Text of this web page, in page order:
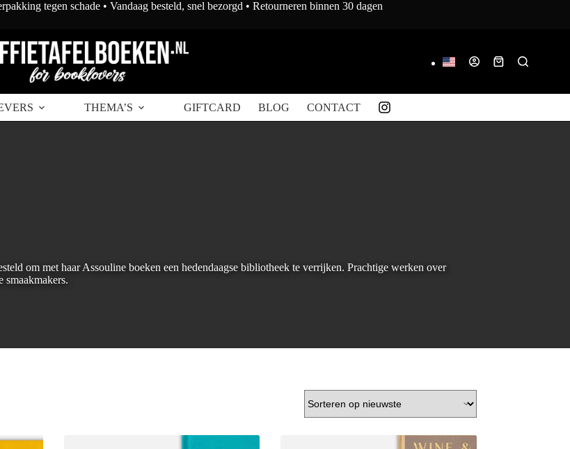
tegen schade • Vandaag besteld, snel bezorgd • Retourneren binnen 30 dagen
Winkelwagen
THEMA’S GIFTCARD BLOG CONTACT
om met haar Assouline boeken een hedendaagse bibliotheek te verrijken. Prachtige werken over
smaakmakers.